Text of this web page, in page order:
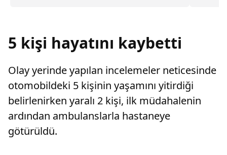
5 kişi hayatını kaybetti
Olay yerinde yapılan incelemeler neticesinde
otomobildeki 5 kişinin yaşamını yitirdiği
belirlenirken yaralı 2 kişi, ilk müdahalenin
ardından ambulanslarla hastaneye
götürüldü.